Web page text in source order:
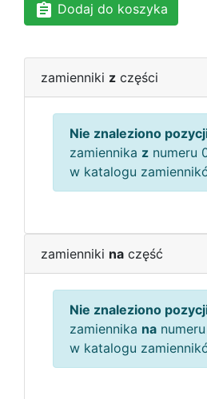
Dodaj do koszyka
zamienniki z części
Nie znaleziono
zamiennika z numeru
w katalogu
zamienniki na część
Nie znaleziono
zamiennika na
w katalogu